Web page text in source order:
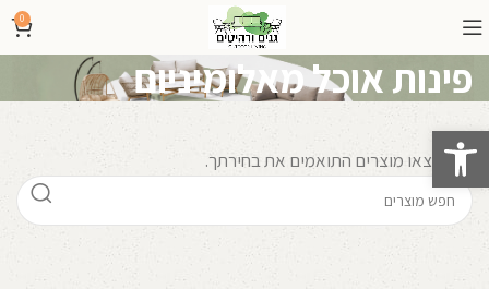
פתח סרגל נגישות
0
פינות אוכל מאלומיניום
לא נמצאו מוצרים התואמים את בחירתך.